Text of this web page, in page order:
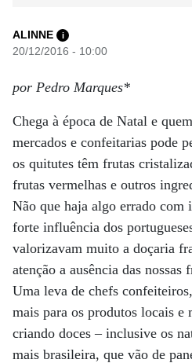
ALINNE i
20/12/2016 - 10:00
por Pedro Marques*
Chega à época de Natal e
mercados e confeitarias pode
os quitutes têm frutas
frutas vermelhas e outros
Não que haja algo errado com
forte influência dos
valorizavam muito a doçaria
atenção a ausência das nossas
Uma leva de chefs
mais para os produtos locais e
criando doces – inclusive os
mais brasileira, que vão de